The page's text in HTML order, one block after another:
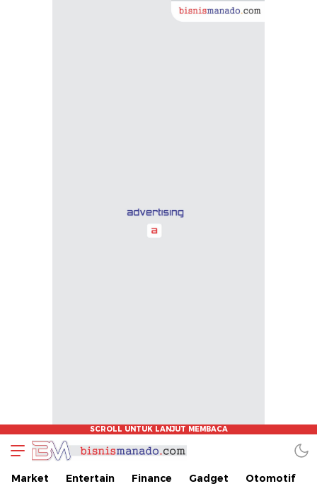
www.bisnismanado.com
Berita Bisnis Sulawesi Utara
Market Entertain Finance Gadget Otomotif